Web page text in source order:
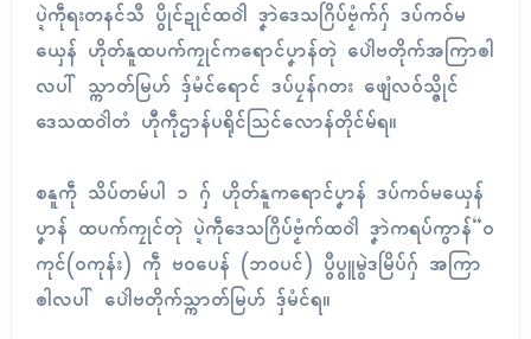
ပ္ဍဲကဵုရးတနၚ်သဳ ပွိုၚ်ဍုၚ်ထဝါဲ ဒၞာဲဒေသဂြိပ်ဗၟံက်ဂှ် ဒပ်ကဝ်မ
ယှေန် ဟိုတ်နူထပက်ကၠုၚ်ကရောၚ်ပၞာန်တုဲ ပေါဲဗတိုက်အကြာၜါ
လပါ် သ္ကာတ်မြဟ် ဒှ်မံၚ်ရောၚ် ဒပ်ပၠန်ဂတး ဖျေံလဝ်သ္ဇိုၚ်
ဒေသထဝါဲတံ ဟီုကဵုဌာန်ပရိုၚ်သြၚ်လောန်တိုၚ်မ်ရ။
စနူကဵု သိပ်တမ်ပါ ၁ ဂှ် ဟိုတ်နူကရောၚ်ပၞာန် ဒပ်ကဝ်မယှေန်
ပၞာန် ထပက်ကၠုၚ်တုဲ ပ္ဍဲကဵုဒေသဂြိပ်ဗၟံက်ထဝါဲ ဒၞာဲကရပ်ကွာန်“ဝ
ကုၚ်(ဝကုန်း) ကဵု ဗဝပေန် (ဘဝပၚ်) ပွဳပွူမွဲဒမြိပ်ဂှ် အကြာ
ၜါလပါ် ပေါဲဗတိုက်သ္ကာတ်မြဟ် ဒှ်မံၚ်ရ။